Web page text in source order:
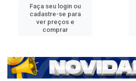
Faça seu login ou
cadastre-se para
ver preços e
comprar